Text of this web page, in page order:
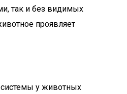
так и без видимых
проявляет
у животных